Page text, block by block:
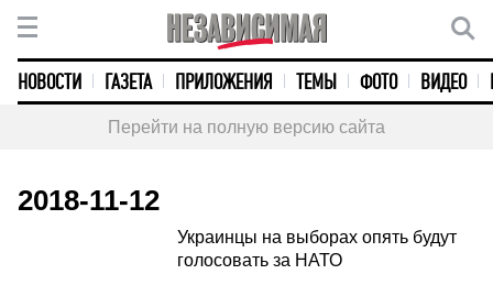
НОВОСТИ ГАЗЕТА ПРИЛОЖЕНИЯ ТЕМЫ ФОТО ВИДЕО
Перейти на полную версию сайта
2018-11-12
Украинцы на выборах опять будут
голосовать за НАТО